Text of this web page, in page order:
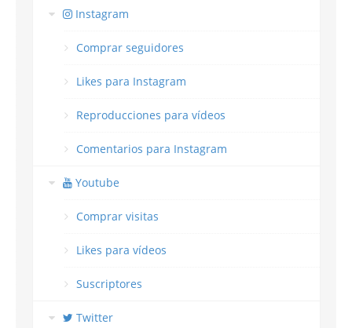
Instagram
Comprar seguidores
Likes para Instagram
Reproducciones para vídeos
Comentarios para Instagram
Youtube
Comprar visitas
Likes para vídeos
Suscriptores
Twitter